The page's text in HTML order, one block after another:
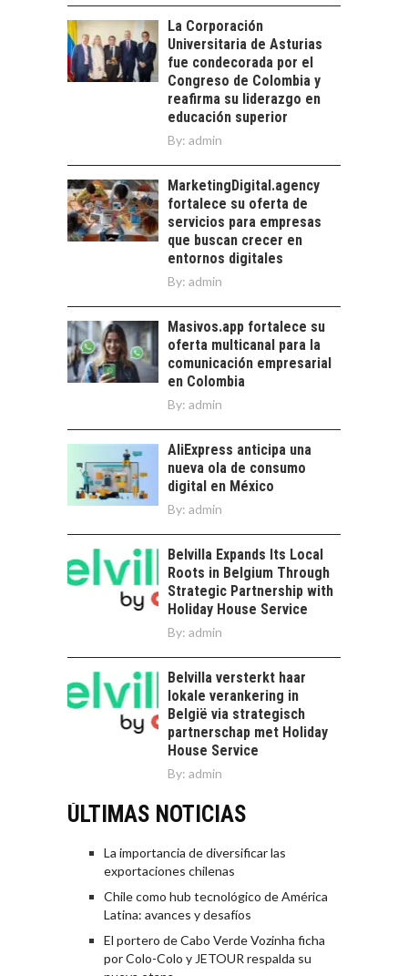
avances y desafíos…
LA
TRANSFORMACIÓN
DE LOS RECURSOS
HUMANOS EN LAS
EMPRESAS
CHILENAS
La transformación
estratégica de los
recursos humanos en
las empresas…
FINANCIAMIENTO
PARA PYMES EN
CHILE:
ALTERNATIVAS MÁS
ALLÁ DEL CRÉDITO
BANCARIO
pymes en Chile:
alternativas que
trascienden el
crédito…
La Corporación
Universitaria de Asturias
fue condecorada por el
Congreso de Colombia y
reafirma su liderazgo en
educación superior
By: admin
MarketingDigital.agency
fortalece su oferta de
servicios para empresas
que buscan crecer en
entornos digitales
By: admin
Masivos.app fortalece su
oferta multicanal para la
comunicación empresarial
en Colombia
By: admin
AliExpress anticipa una
nueva ola de consumo
digital en México
By: admin
Belvilla Expands Its Local
Roots in Belgium Through
Strategic Partnership with
Holiday House Service
By: admin
Belvilla versterkt haar
lokale verankering in
België via strategisch
partnerschap met Holiday
House Service
By: admin
ÚLTIMAS NOTICIAS
La importancia de diversificar las
exportaciones chilenas
Chile como hub tecnológico de América
Latina: avances y desafíos
El portero de Cabo Verde Vozinha ficha
por Colo-Colo y JETOUR respalda su